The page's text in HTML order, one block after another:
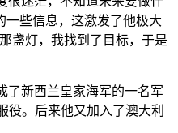
一些信息，这激发了他极大
盏灯，我找到了目标，于是
了新西兰皇家海军的一名军
役。后来他又加入了澳大利